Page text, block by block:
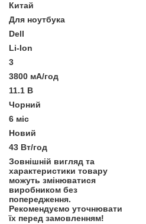
Китай
Для ноутбука
Dell
Li-Ion
3
3800 мА/год
11.1 В
Чорний
6 міс
Новий
43 Вт/год
Зовнішній вигляд та
характеристики товару
можуть змінюватися
виробником без
попередження.
Рекомендуємо уточнювати
їх перед замовленням!